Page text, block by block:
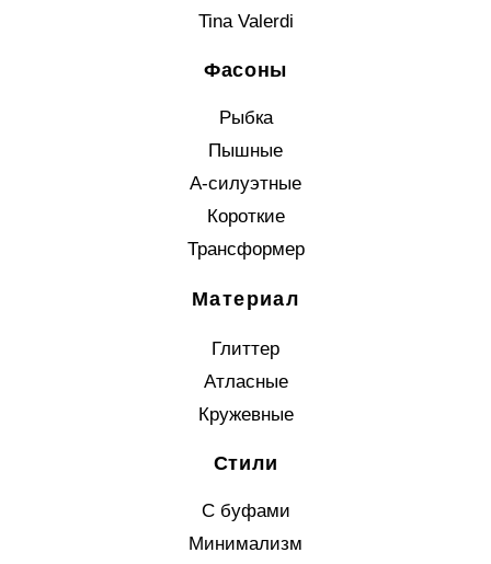
Tina Valerdi
Фасоны
Рыбка
Пышные
А-силуэтные
Короткие
Трансформер
Материал
Глиттер
Атласные
Кружевные
Стили
С буфами
Минимализм